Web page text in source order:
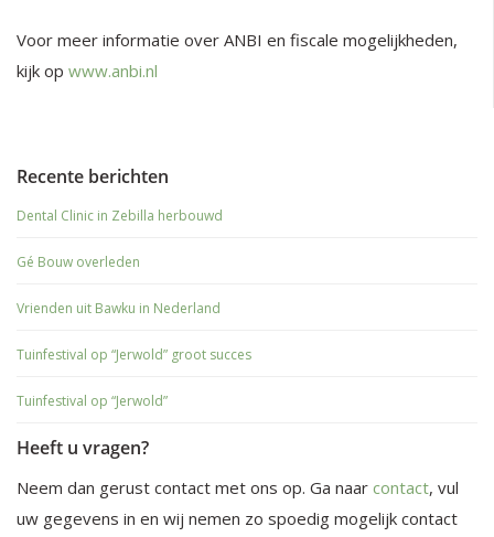
Voor meer informatie over ANBI en fiscale mogelijkheden,
kijk op www.anbi.nl
Recente berichten
Dental Clinic in Zebilla herbouwd
Gé Bouw overleden
Vrienden uit Bawku in Nederland
Tuinfestival op “Jerwold” groot succes
Tuinfestival op “Jerwold”
Heeft u vragen?
Neem dan gerust contact met ons op. Ga naar contact, vul
uw gegevens in en wij nemen zo spoedig mogelijk contact